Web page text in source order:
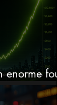
fout